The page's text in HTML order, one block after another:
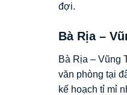
đợi.
Bà Rịa –
Bà Rịa – Vũng
văn phòng tại
kế hoạch tỉ mỉ